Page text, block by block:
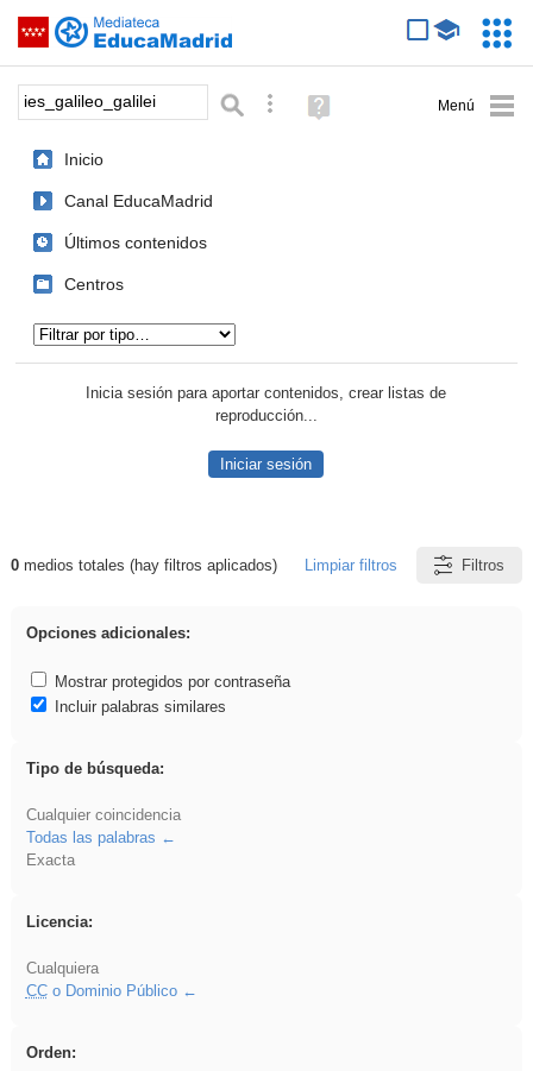
Saltar navegación
Palabra o frase: Búsqueda avanzada
Ayuda
(en
Inicio
Canal EducaMadrid
Últimos contenidos
Centros
Inicia sesión para aportar contenidos, crear listas de
reproducción...
Iniciar sesión
Resultados de: ies_galileo_galilei
0medios totales (hay filtros aplicados) Limpiar filtros Filtros
Opciones adicionales:
Mostrar protegidos por contraseña
Incluir palabras similares
Tipo de búsqueda:
Cualquier coincidencia
Todas las palabras
Exacta
Licencia:
Cualquiera
CCo Dominio Público
Orden: